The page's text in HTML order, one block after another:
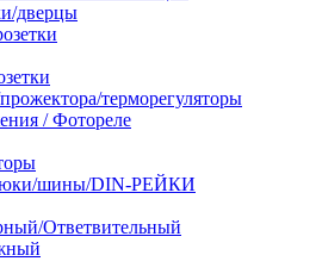
дверцы
терморегуляторы
/ Фотореле
шины/DIN-РЕЙКИ
Ответвительный